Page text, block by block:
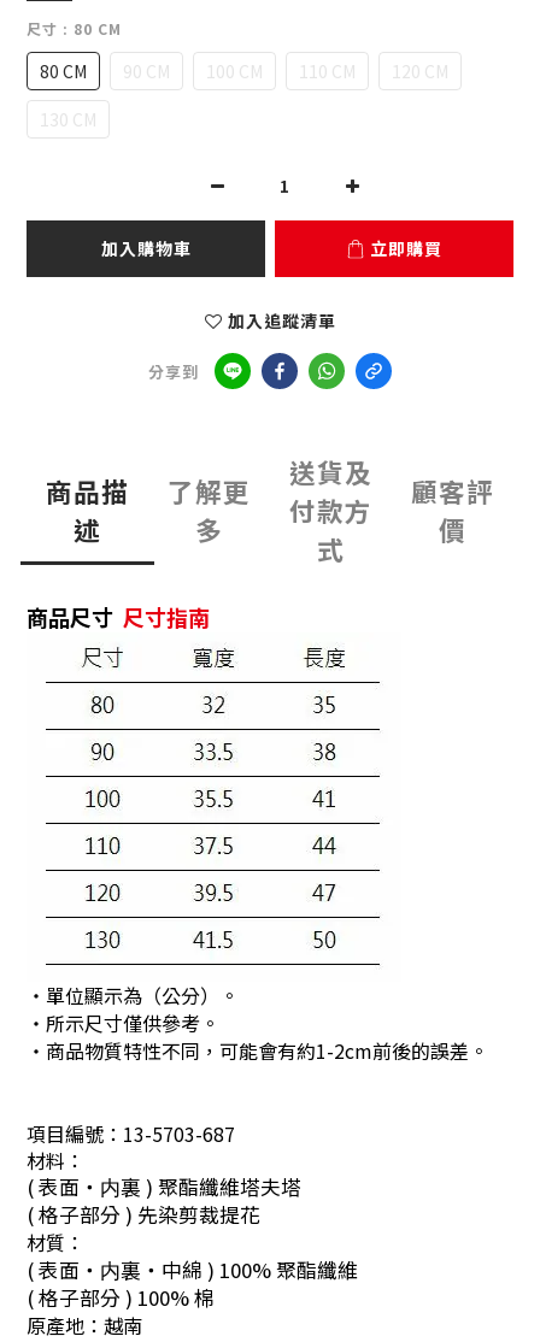
尺寸 : 80 CM
80 CM 90 CM 100 CM 110 CM
120 CM
130 CM
加入購物車 立即購買
加入追蹤清單
分享到
商品描
述
了解更
多
送貨及
付款方
式
顧客評
價
商品尺寸 尺寸指南
・單位顯示為（公分）。
・所示尺寸僅供參考。
・商品物質特性不同，可能會有約1-2cm前後的誤差。
項目編號： 13-5703-687
材料：
( 表面・内裏 ) 聚酯纖維塔夫塔
( 格子部分 ) 先染剪裁提花
材質：
( 表面・内裏・中綿 ) 100% 聚酯纖維
( 格子部分 ) 100% 棉
原產地： 越南